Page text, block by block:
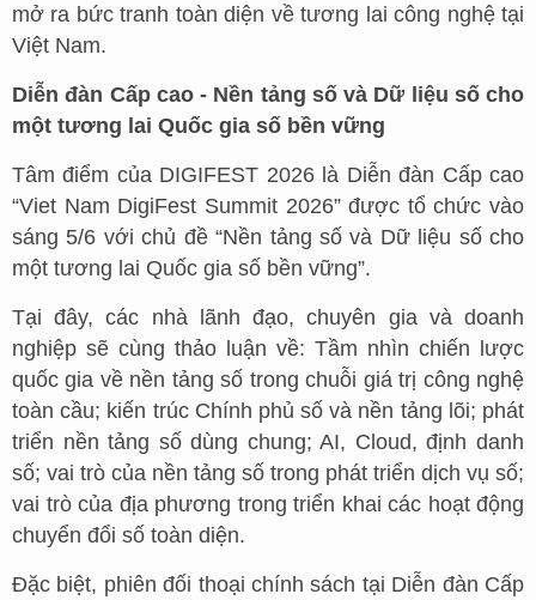
mở ra bức tranh toàn diện về tương lai công nghệ tại
Việt Nam.
Diễn đàn Cấp cao - Nền tảng số và Dữ liệu số cho
một tương lai Quốc gia số bền vững
Tâm điểm của DIGIFEST 2026 là Diễn đàn Cấp cao
“Viet Nam DigiFest Summit 2026” được tổ chức vào
sáng 5/6 với chủ đề “Nền tảng số và Dữ liệu số cho
một tương lai Quốc gia số bền vững”.
Tại đây, các nhà lãnh đạo, chuyên gia và doanh
nghiệp sẽ cùng thảo luận về: Tầm nhìn chiến lược
quốc gia về nền tảng số trong chuỗi giá trị công nghệ
toàn cầu; kiến trúc Chính phủ số và nền tảng lõi; phát
triển nền tảng số dùng chung; AI, Cloud, định danh
số; vai trò của nền tảng số trong phát triển dịch vụ số;
vai trò của địa phương trong triển khai các hoạt động
chuyển đổi số toàn diện.
Đặc biệt, phiên đối thoại chính sách tại Diễn đàn Cấp